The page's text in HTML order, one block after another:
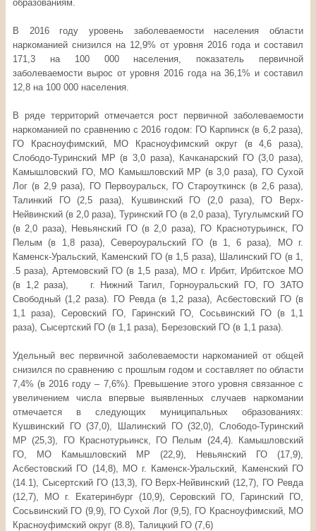
образованиям.
В 2016 году уровень заболеваемости населения области
наркоманией снизился на 12,9% от уровня 2016 года и составил
171,3 на 100 000 населения, показатель первичной
заболеваемости вырос от уровня 2016 года на 36,1% и составил
12,8 на 100 000 населения.
В ряде территорий отмечается рост первичной заболеваемости
наркоманией по сравнению с 2016 годом: ГО Карпинск (в 6,2 раза),
ГО Красноуфимский, МО Красноуфимский округ (в 4,6 раза),
Слободо-Туринский MP (в 3,0 раза), Качканарский ГО (3,0 раза),
Камышловский ГО, МО Камышловский MP (в 3,0 раза), ГО Сухой
Лог (в 2,9 раза), ГО Первоуральск, ГО Староуткинск (в 2,6 раза),
Талинкий ГО (2,5 раза), Кушвинский ГО (2,0 раза), ГО Верх-
Нейвинский (в 2,0 раза), Туринский ГО (в 2,0 раза), Тугулымский ГО
(в 2,0 раза), Невьянский ГО (в 2,0 раза), ГО Краснотурьинск, ГО
Пелым (в 1,8 раза), Североуральский ГО (в 1, 6 раза), МО г.
Каменск-Уральский, Каменский ГО (в 1,5 раза), Шалинский ГО (в 1,
.5 раза), Артемовский ГО (в 1,5 раза), МО г. Ирбит, Ирбитское МО
(в 1,2 раза), г. Нижний Тагил, Горноуральский ГО, ГО ЗАТО
Свободный (1,2 раза). ГО Ревда (в 1,2 раза), Асбестовский ГО (в
1,1 раза), Серовский ГО, Гаринский ГО, Сосьвинский ГО (в 1,1
раза), Сысертский ГО (в 1,1 раза), Березовский ГО (в 1,1 раза).
Удельный вес первичной заболеваемости наркоманией от общей
снизился по сравнению с прошлым годом и составляет по области
7,4% (в 2016 году – 7,6%). Превышение этого уровня связанное с
увеличением числа впервые выявленных случаев наркомании
отмечается в следующих муниципальных образованиях:
Кушвинский ГО (37,0), Шалинский ГО (32,0), Слободо-Туринский
MP (25,3), ГО Краснотурьинск, ГО Пелым (24,4). Камышловский
ГО, МО Камышловский MP (22,9), Невьянский ГО (17,9),
Асбестовский ГО (14,8), МО г. Каменск-Уральский, Каменский ГО
(14.1), Сысертский ГО (13,3), ГО Верх-Нейвинский (12,7), ГО Ревда
(12,7), МО г. Екатеринбург (10,9), Серовский ГО, Гаринский ГО,
Сосьвинский ГО (9,9), ГО Сухой Лог (9,5), ГО Красноуфимский, МО
Красноуфимский округ (8.8), Талицкий ГО (7,6)